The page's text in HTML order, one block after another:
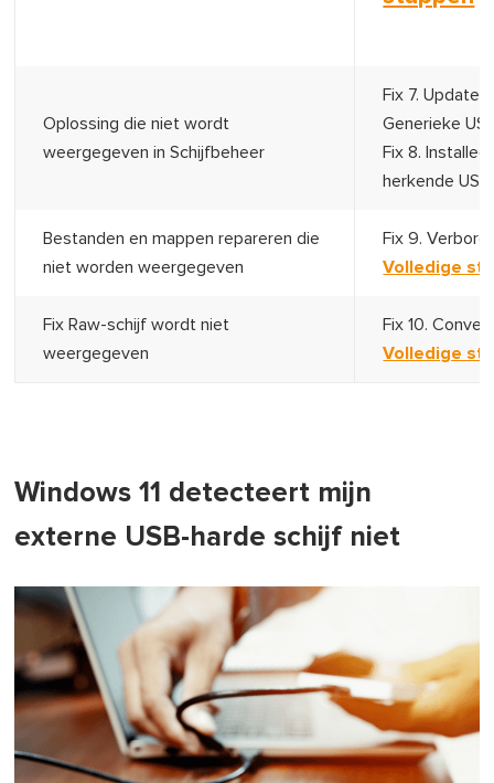
Oplossing die niet wordt
weergegeven in Schijfbeheer
Fix 7. Update
Generieke
Fix 8.
herkende
Bestanden en mappen repareren die
niet worden weergegeven
Fix 9.
Volledige
Fix Raw-schijf wordt niet
weergegeven
Fix 10.
Volledige
Windows 11 detecteert mijn
externe USB-harde schijf niet